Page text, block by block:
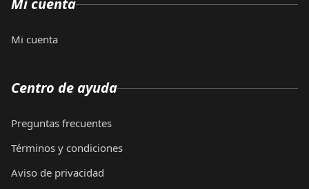
Mi cuenta
Mi cuenta
Centro de ayuda
Preguntas frecuentes
Términos y condiciones
Aviso de privacidad